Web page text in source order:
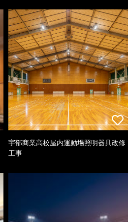
宇部商業高校屋内運動場照明器具改修
工事